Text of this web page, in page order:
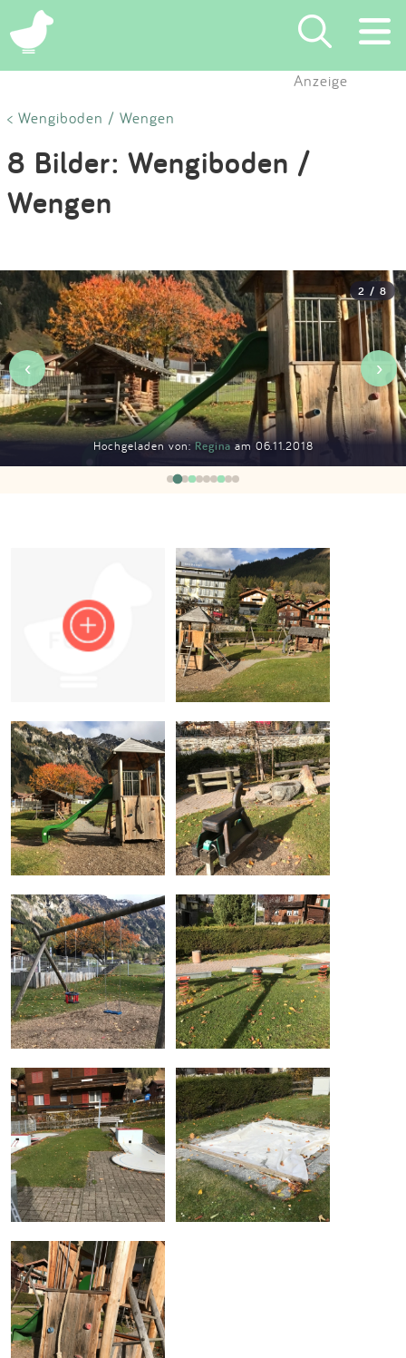
×
Suchen
Eintragen
Blog
Partner
Kontakt
Impressum
Anmelden
Anzeige
< Wengiboden / Wengen
8 Bilder: Wengiboden /
Wengen
Hochgeladen von:Regina am 06.11.2018
2 / 8
‹ ›